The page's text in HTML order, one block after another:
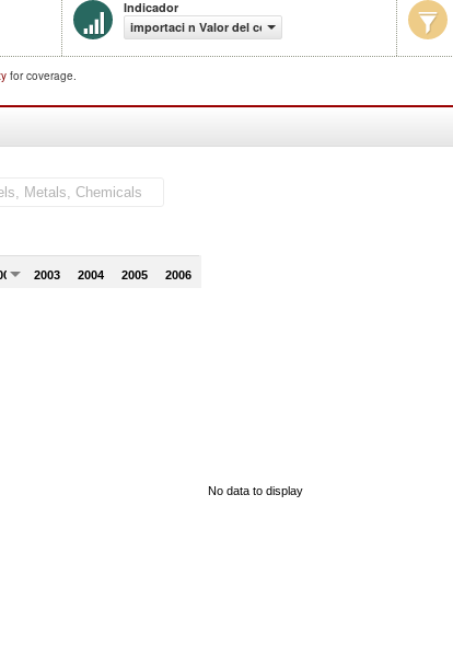
Indicador
importaci n Valor del comercio (en miles de US$)
for coverage.
2003 2004 2005 2006
No data to display